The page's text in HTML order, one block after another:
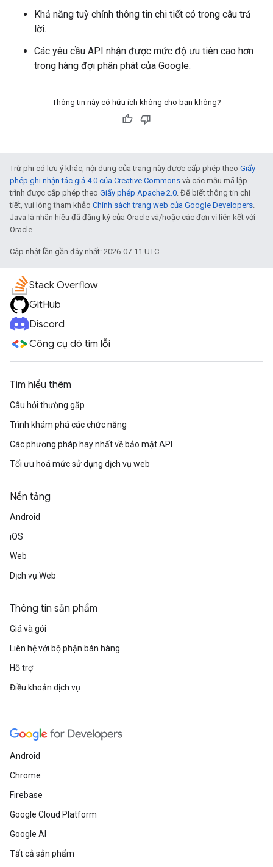
Khả năng tuỳ chỉnh thông tin chi tiết có trong câu trả
lời.
Các yêu cầu API nhận được mức độ ưu tiên cao hơn
trong hàng đợi phân phát của Google.
Thông tin này có hữu ích không cho bạn không?
Trừ phi có lưu ý khác, nội dung của trang này được cấp phép theo Giấy
phép ghi nhận tác giả 4.0 của Creative Commons và các mẫu mã lập
trình được cấp phép theo Giấy phép Apache 2.0. Để biết thông tin chi
tiết, vui lòng tham khảo Chính sách trang web của Google Developers.
Java là nhãn hiệu đã đăng ký của Oracle và/hoặc các đơn vị liên kết với
Oracle.
Cập nhật lần gần đây nhất: 2026-07-11 UTC.
Stack Overflow
GitHub
Discord
Công cụ dò tìm lỗi
Tìm hiểu thêm
Câu hỏi thường gặp
Trình khám phá các chức năng
Các phương pháp hay nhất về bảo mật API
Tối ưu hoá mức sử dụng dịch vụ web
Nền tảng
Android
iOS
Web
Dịch vụ Web
Thông tin sản phẩm
Giá và gói
Liên hệ với bộ phận bán hàng
Hỗ trợ
Điều khoản dịch vụ
Android
Chrome
Firebase
Google Cloud Platform
Google AI
Tất cả sản phẩm